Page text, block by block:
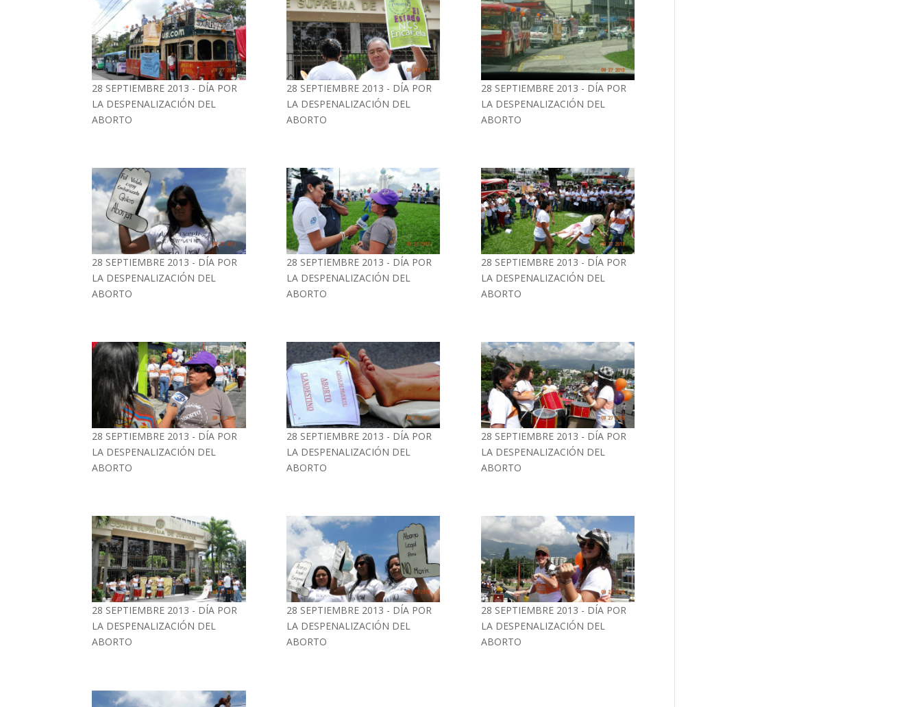
28 SEPTIEMBRE 2013 - DÍA POR
LA DESPENALIZACIÓN DEL
ABORTO
28 SEPTIEMBRE 2013 - DÍA POR
LA DESPENALIZACIÓN DEL
ABORTO
28 SEPTIEMBRE 2013 - DÍA POR
LA DESPENALIZACIÓN DEL
ABORTO
28 SEPTIEMBRE 2013 - DÍA POR
LA DESPENALIZACIÓN DEL
ABORTO
28 SEPTIEMBRE 2013 - DÍA POR
LA DESPENALIZACIÓN DEL
ABORTO
28 SEPTIEMBRE 2013 - DÍA POR
LA DESPENALIZACIÓN DEL
ABORTO
28 SEPTIEMBRE 2013 - DÍA POR
LA DESPENALIZACIÓN DEL
ABORTO
28 SEPTIEMBRE 2013 - DÍA POR
LA DESPENALIZACIÓN DEL
ABORTO
28 SEPTIEMBRE 2013 - DÍA POR
LA DESPENALIZACIÓN DEL
ABORTO
28 SEPTIEMBRE 2013 - DÍA POR
LA DESPENALIZACIÓN DEL
ABORTO
28 SEPTIEMBRE 2013 - DÍA POR
LA DESPENALIZACIÓN DEL
ABORTO
28 SEPTIEMBRE 2013 - DÍA POR
LA DESPENALIZACIÓN DEL
ABORTO